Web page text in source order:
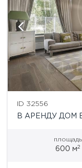
ID 32556
В АРЕНДУ ДОМ
площадь
600 м2